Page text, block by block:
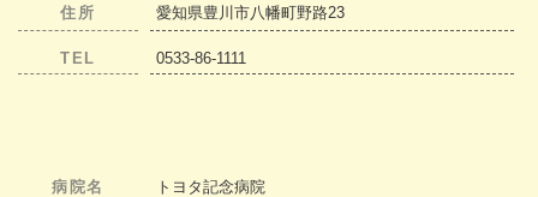
住所 愛知県豊川市八幡町野路23
TEL 0533-86-1111
病院名 トヨタ記念病院